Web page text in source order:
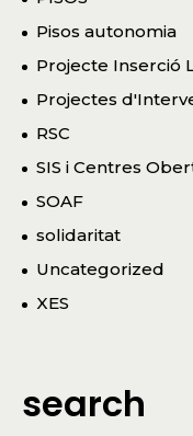
Pisos autonomia
Projecte Inserció
Projectes
RSC
SIS i Centres
SOAF
solidaritat
Uncategorized
XES
search